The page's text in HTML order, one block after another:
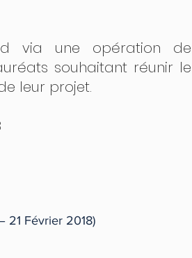
via une opération de
souhaitant réunir le
leur projet.
21 Février 2018)